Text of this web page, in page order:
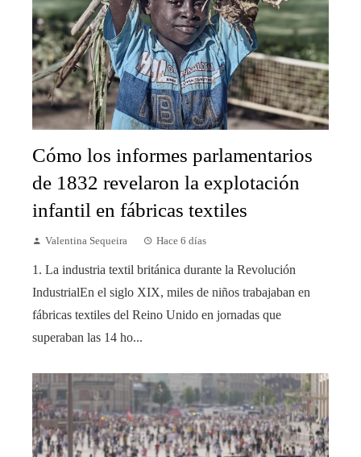
Cómo los informes parlamentarios
de 1832 revelaron la explotación
infantil en fábricas textiles
Valentina Sequeira Hace 6 días
1. La industria textil británica durante la Revolución
IndustrialEn el siglo XIX, miles de niños trabajaban en
fábricas textiles del Reino Unido en jornadas que
superaban las 14 ho...